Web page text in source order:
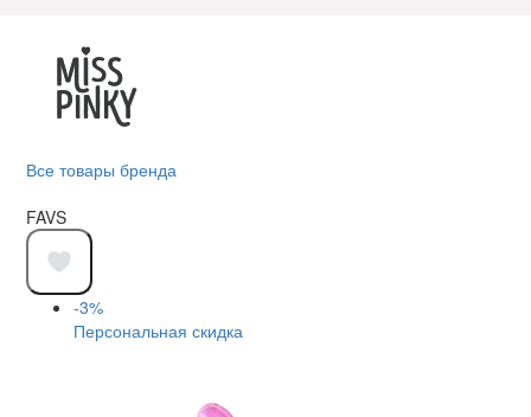
Все товары бренда
FAVS
-3%
Персональная скидка